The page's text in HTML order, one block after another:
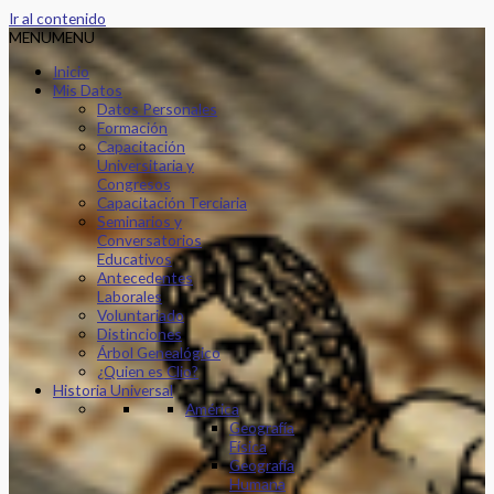
Ir al contenido
MENUMENU
Inicio
Mis Datos
Datos Personales
Formación
Capacitación
Universitaria y
Congresos
Capacitación Terciaria
Seminarios y
Conversatorios
Educativos
Antecedentes
Laborales
Voluntariado
Distinciones
Árbol Genealógico
¿Quien es Clio?
Historia Universal
América
Geografía
Física
Geografía
Humana